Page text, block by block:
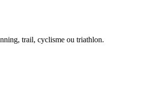
trail, cyclisme ou triathlon.